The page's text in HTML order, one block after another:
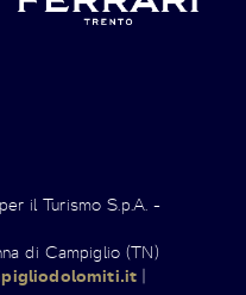
il Turismo S.p.A. -
di Campiglio (TN)
|